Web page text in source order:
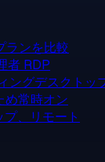
ランを比較
者 RDP
ングデスクトッ
め常時オン
、リモート